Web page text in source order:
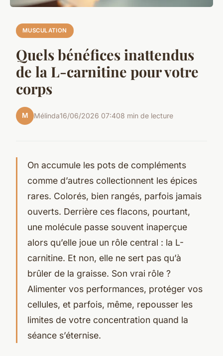
MUSCULATION
Quels bénéfices inattendus
de la L-carnitine pour votre
corps
M Mélinda16/06/2026 07:408 min de lecture
On accumule les pots de compléments
comme d’autres collectionnent les épices
rares. Colorés, bien rangés, parfois jamais
ouverts. Derrière ces flacons, pourtant,
une molécule passe souvent inaperçue
alors qu’elle joue un rôle central : la L-
carnitine. Et non, elle ne sert pas qu’à
brûler de la graisse. Son vrai rôle ?
Alimenter vos performances, protéger vos
cellules, et parfois, même, repousser les
limites de votre concentration quand la
séance s’éternise.